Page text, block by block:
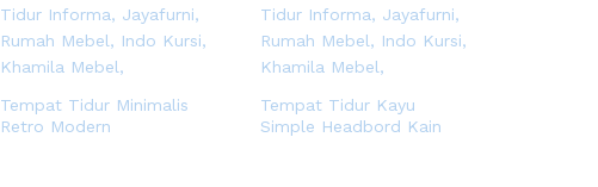
Tempat Tidur Minimalis
Retro Modern
Tempat Tidur Kayu
Simple Headbord Kain